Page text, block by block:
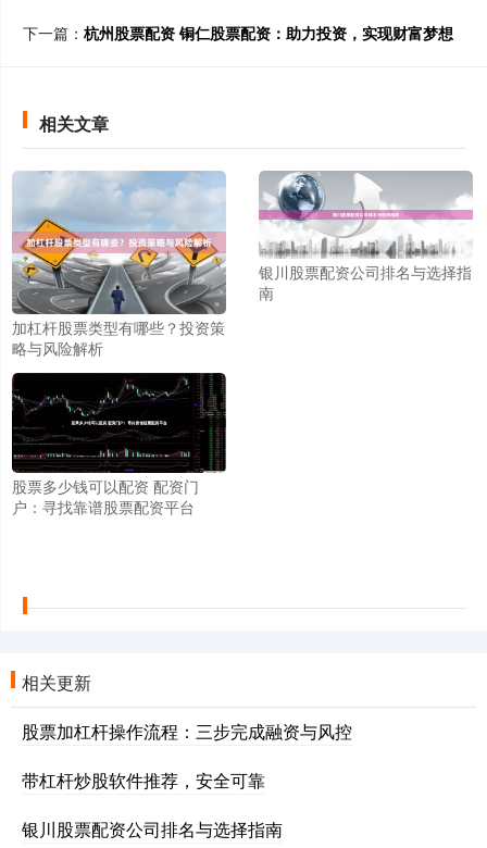
下一篇： 杭州股票配资 铜仁股票配资：助力投资，实现财富梦想
相关文章
加杠杆股票类型有哪些？投资策
略与风险解析
银川股票配资公司排名与选择指
南
股票多少钱可以配资 配资门
户：寻找靠谱股票配资平台
相关更新
股票加杠杆操作流程：三步完成融资与风控
带杠杆炒股软件推荐，安全可靠
银川股票配资公司排名与选择指南